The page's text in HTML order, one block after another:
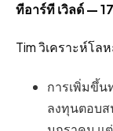
ทีอาร์ที เวิลด์ —
Tim วิเคราะห์โ
การเพิ่มขึ้น
ลงทุนตอบส